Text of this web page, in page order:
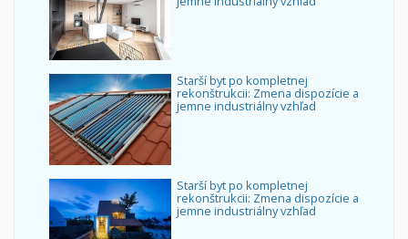
Starší byt po kompletnej
rekonštrukcii: Zmena dispozície a
jemne industriálny vzhľad
Starší byt po kompletnej
rekonštrukcii: Zmena dispozície a
jemne industriálny vzhľad